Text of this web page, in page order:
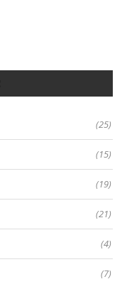
(25)
(15)
(19)
(21)
(4)
(7)